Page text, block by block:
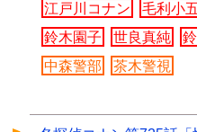
江戸川コナン
毛利小
鈴木園子
世良真純
中森警部
茶木警視